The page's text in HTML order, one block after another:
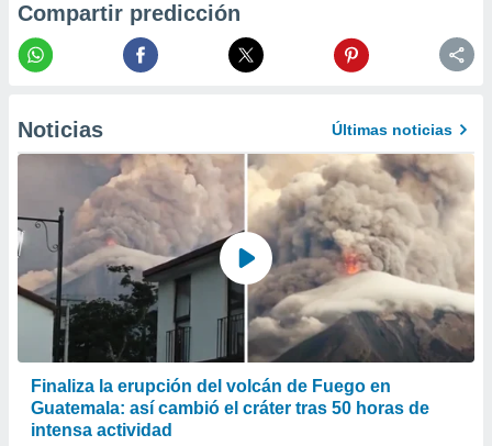
crear un
la
contenido
medir el
del
de
o a través
de
de
uso de
con el
Compartir predicción
Noticias Últimas noticias
Finaliza la erupción del volcán de Fuego en
Guatemala: así cambió el cráter tras 50 horas de
intensa actividad